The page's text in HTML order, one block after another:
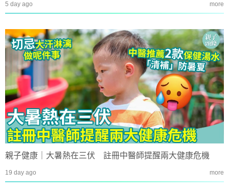
5 day ago more
親子健康｜大暑熱在三伏 註冊中醫師提醒兩大健康危機
19 day ago more